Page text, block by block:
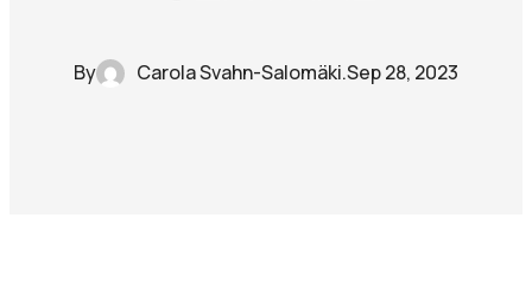
By Carola Svahn-Salomäki.Sep 28, 2023